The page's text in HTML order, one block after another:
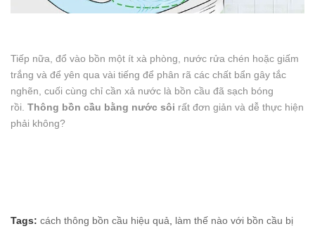
Tiếp nữa, đổ vào bồn một ít xà phòng, nước rửa chén hoặc giấm
trắng và để yên qua vài tiếng để phân rã các chất bẩn gây tắc
nghẽn, cuối cùng chỉ cần xả nước là bồn cầu đã sạch bóng
rồi. Thông bồn cầu bằng nước sôi rất đơn giản và dễ thực hiện
phải không?
Tags: cách thông bồn cầu hiệu quả, làm thế nào với bồn cầu bị